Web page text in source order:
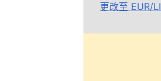
更改至 EUR/